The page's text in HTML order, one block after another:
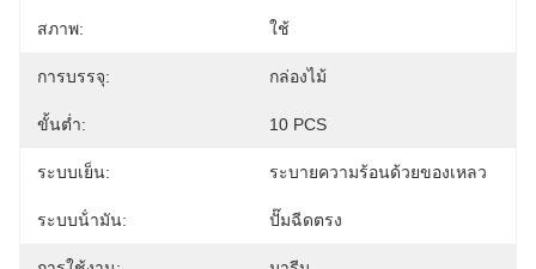
สภาพ: ใช้
การบรรจุ: กล่องไม้
ขั้นต่ำ: 10 PCS
ระบบเย็น: ระบายความร้อนด้วยของเหลว
ระบบน้ํามัน: ปั๊มฉีดตรง